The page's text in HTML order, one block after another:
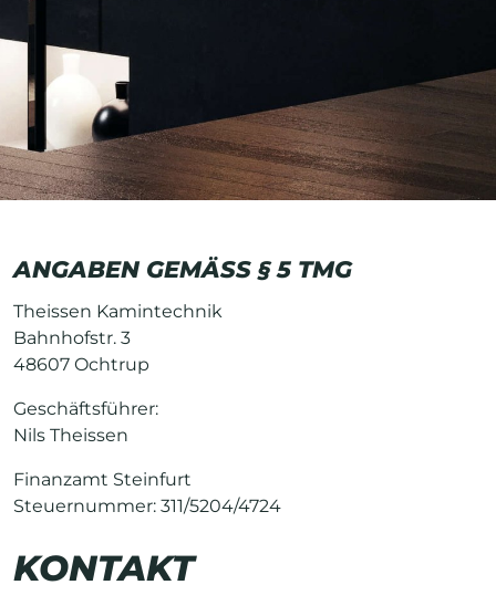
ANGABEN GEMÄSS § 5 TMG
Theissen Kamintechnik
Bahnhofstr. 3
48607 Ochtrup
Geschäftsführer:
Nils Theissen
Finanzamt Steinfurt
Steuernummer: 311/5204/4724
KONTAKT